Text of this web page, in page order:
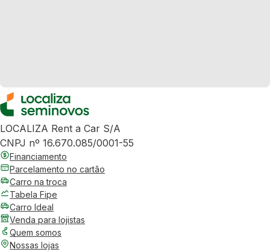
LOCALIZA Rent a Car S/A
CNPJ nº 16.670.085/0001-55
Financiamento
Parcelamento no cartão
Carro na troca
Tabela Fipe
Carro Ideal
Venda para lojistas
Quem somos
Nossas lojas